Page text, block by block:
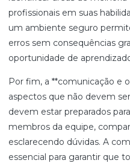
profissionais em suas
um ambiente seguro
erros sem consequências
oportunidade de
Por fim, a **comunicação e
aspectos que não devem
devem estar preparados
membros da equipe,
esclarecendo dúvidas. A
essencial para garantir que